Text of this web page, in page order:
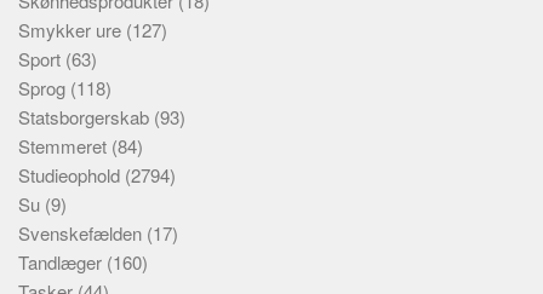
Smykker ure (127)
Sport (63)
Sprog (118)
Statsborgerskab (93)
Stemmeret (84)
Studieophold (2794)
Su (9)
Svenskefælden (17)
Tandlæger (160)